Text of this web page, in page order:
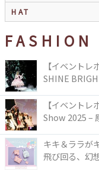
HAT
FASHION
【イベントレ
SHINE
TOKYO
【イベント
Show 2025 –
キキ＆ララが
飛び回る、幻